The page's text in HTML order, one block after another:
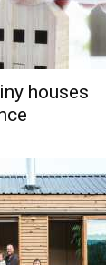
houses